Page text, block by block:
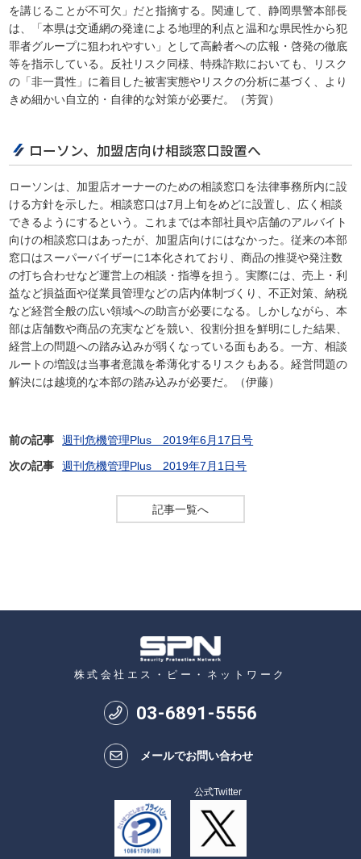
を講じることが不可欠」だと指摘する。関連して、静岡県警本部長
は、「本県は交通網の発達による地理的利点と温和な県民性から犯
罪者グループに狙われやすい」として高齢者への広報・啓発の徹底
等を指示している。反社リスク同様、特殊詐欺においても、リスク
の「非一貫性」に着目した被害実態やリスクの分析に基づく、より
きめ細かい自立的・自律的な対策が必要だ。（芳賀）
ローソン、加盟店向け相談窓口設置へ
ローソンは、加盟店オーナーのための相談窓口を法律事務所内に設
ける方針を示した。相談窓口は7月上旬をめどに設置し、広く相談
できるようにするという。これまでは本部社員や店舗のアルバイト
向けの相談窓口はあったが、加盟店向けにはなかった。従来の本部
窓口はスーパーバイザーに1本化されており、商品の推奨や発注数
の打ち合わせなど運営上の相談・指導を担う。実際には、売上・利
益など損益面や従業員管理などの店内体制づくり、不正対策、納税
など経営全般の広い領域への助言が必要になる。しかしながら、本
部は店舗数や商品の充実などを競い、役割分担を鮮明にした結果、
経営上の問題への踏み込みが弱くなっている面もある。一方、相談
ルートの増設は当事者意識を希薄化するリスクもある。経営問題の
解決には越境的な本部の踏み込みが必要だ。（伊藤）
前の記事
週刊危機管理Plus 2019年6月17日号
次の記事
週刊危機管理Plus 2019年7月1日号
記事一覧へ
株式会社エス・ピー・ネットワーク
03-6891-5556
メールでお問い合わせ
公式Twitter